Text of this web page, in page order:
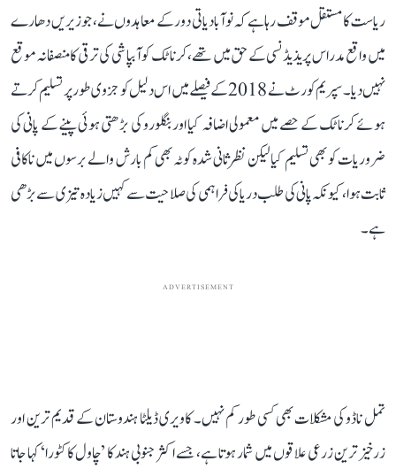
ریاست کا مستقل موقف رہا ہے کہ نوآبادیاتی دور کے معاہدوں نے، جو زیریں دھارے
میں واقع مدراس پریذیڈنسی کے حق میں تھے، کرناٹک کو آبپاشی کی ترقی کا منصفانہ موقع
نہیں دیا۔ سپریم کورٹ نے 2018 کے فیصلے میں اس دلیل کو جزوی طور پر تسلیم کرتے
ہوئے کرناٹک کے حصے میں معمولی اضافہ کیا اور بنگلورو کی بڑھتی ہوئی پینے کے پانی کی
ضروریات کو بھی تسلیم کیا لیکن نظرثانی شدہ کوٹہ بھی کم بارش والے برسوں میں ناکافی
ثابت ہوا، کیونکہ پانی کی طلب دریا کی فراہمی کی صلاحیت سے کہیں زیادہ تیزی سے بڑھی
ہے۔
ADVERTISEMENT
تمل ناڈو کی مشکلات بھی کسی طور کم نہیں۔ کاویری ڈیلٹا ہندوستان کے قدیم ترین اور
زرخیز ترین زرعی علاقوں میں شمار ہوتا ہے، جسے اکثر جنوبی ہند کا ’چاول کا کٹورا‘ کہا جاتا